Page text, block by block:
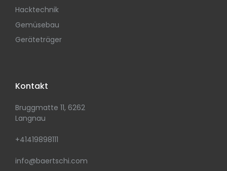
Hacktechnik
Gemüsebau
Geräteträger
Kontakt
Bruggmatte 11, 6262
Langnau
+41419898111
info@baertschi.com